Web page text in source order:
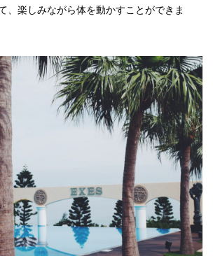
、楽しみながら体を動かすことができま